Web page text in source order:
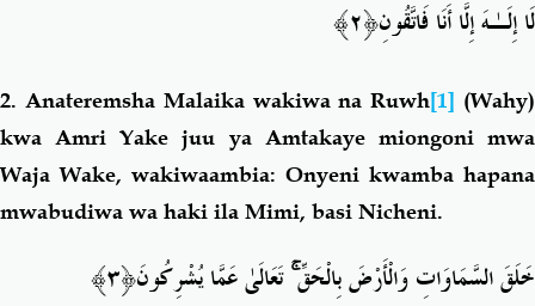
لَا إِلَـٰهَ إِلَّا أَنَا فَاتَّقُونِ﴿٢﴾
2. Anateremsha Malaika wakiwa na Ruwh[1] (Wahy)
kwa Amri Yake juu ya Amtakaye miongoni mwa
Waja Wake, wakiwaambia: Onyeni kwamba hapana
mwabudiwa wa haki ila Mimi, basi Nicheni.
خَلَقَ السَّمَاوَاتِ وَالْأَرْضَ بِالْحَقِّۚتَعَالَىٰ عَمَّا يُشْرِكُونَ﴿٣﴾